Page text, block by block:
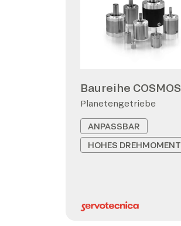
Baureihe COSMOS
Planetengetriebe
ANPASSBAR
HOHES DREHMOMENT